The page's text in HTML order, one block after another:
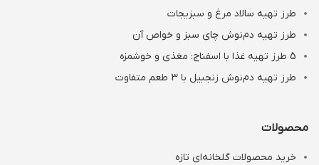
طرز تهیه سالاد مرغ و سبزیجات
طرز تهیه دم‌نوش چای سبز و خواص آن
5 طرز تهیه غذا با اسفناج: مغذی و خوشمزه
طرز تهیه دم‌نوش زنجبیل با 3 طعم متفاوت
محصولات
خرید محصولات گلخانه‌ای تازه